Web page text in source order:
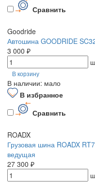
Сравнить
Goodride
Автошина GOODRIDE
3 000 ₽
В корзину
В наличии: мало
В избранное
Сравнить
ROADX
Грузовая шина ROADX
ведущая
27 300 ₽